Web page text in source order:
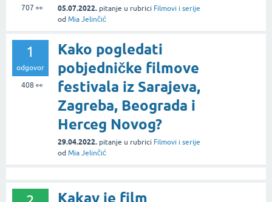
707 👀 05.07.2022. pitanje u rubrici Filmovi i serije
od Mia Jelinčić
1
odgovor
408 👀
Kako pogledati
pobjedničke filmove
festivala iz Sarajeva,
Zagreba, Beograda i
Herceg Novog?
29.04.2022. pitanje u rubrici Filmovi i serije
od Mia Jelinčić
Kakav je film